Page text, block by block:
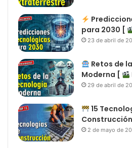
para 2030 [
23 de abril de
Retos de
Moderna [
29 de abril de
15
2 de mayo de